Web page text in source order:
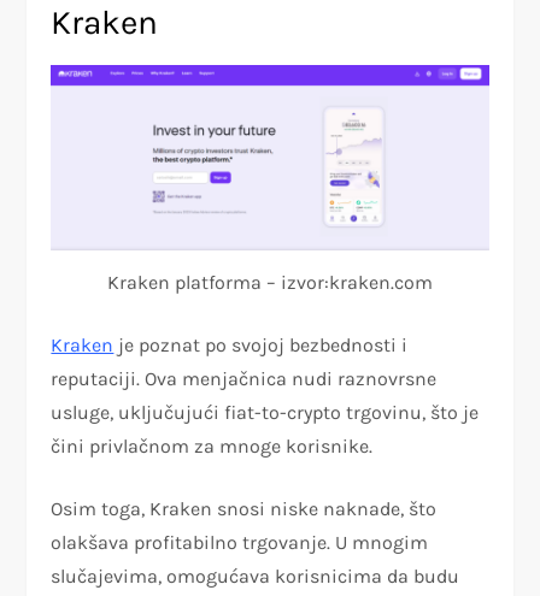
Kraken
Kraken platforma – izvor:kraken.com
Kraken je poznat po svojoj bezbednosti i
reputaciji. Ova menjačnica nudi raznovrsne
usluge, uključujući fiat-to-crypto trgovinu, što je
čini privlačnom za mnoge korisnike.
Osim toga, Kraken snosi niske naknade, što
olakšava profitabilno trgovanje. U mnogim
slučajevima, omogućava korisnicima da budu